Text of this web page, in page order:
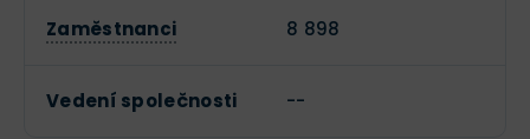
Zaměstnanci 8 898
Vedení společnosti --